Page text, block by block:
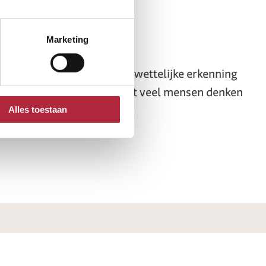
Marketing
Alles toestaan
is de bedoeling om een wettelijke erkenning
werd ingevoerd. Omdat veel mensen denken